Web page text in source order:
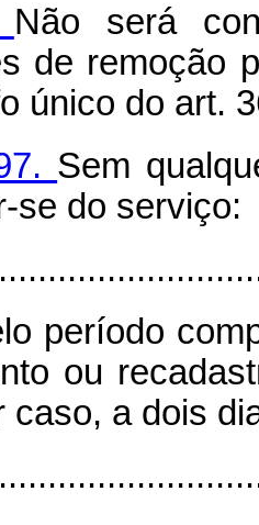
Não será
de remoção
único do art.
Sem
se do serviço:
período
ou
caso, a dois